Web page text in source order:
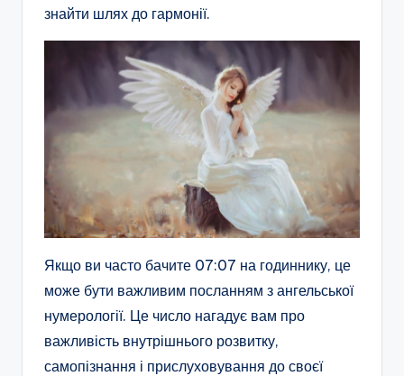
знайти шлях до гармонії.
Якщо ви часто бачите 07:07 на годиннику, це
може бути важливим посланням з ангельської
нумерології. Це число нагадує вам про
важливість внутрішнього розвитку,
самопізнання і прислуховування до своєї